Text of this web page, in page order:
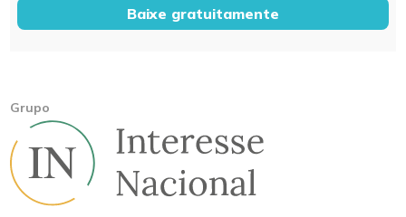
Baixe gratuitamente
Grupo